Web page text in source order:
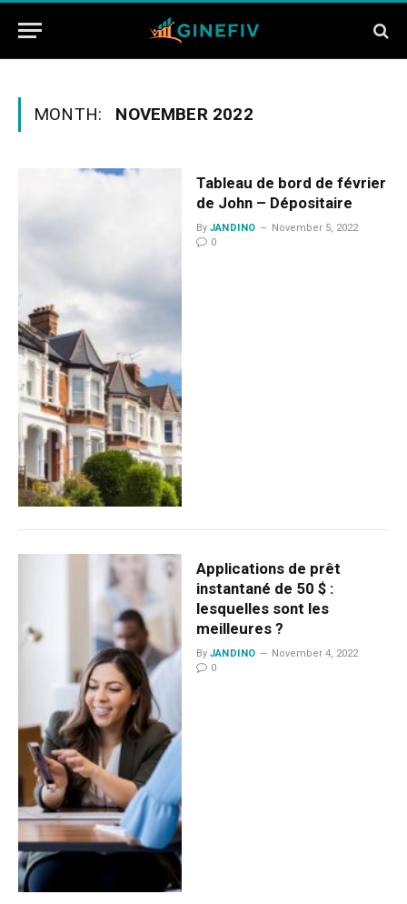
MONTH: NOVEMBER 2022
Tableau de bord de février
de John – Dépositaire
By JANDINO
November 5, 2022
0
Applications de prêt
instantané de 50 $ :
lesquelles sont les
meilleures ?
By JANDINO
November 4, 2022
0